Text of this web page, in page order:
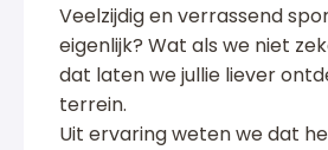
Veelzijdig en verrassend
eigenlijk? Wat als we niet
dat laten we jullie liever
terrein.
Uit ervaring weten we dat